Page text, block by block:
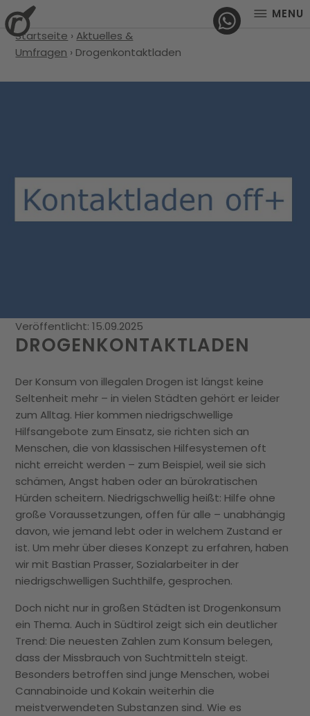
MENU
Startseite › Aktuelles &
Umfragen › Drogenkontaktladen
Veröffentlicht: 15.09.2025
DROGENKONTAKTLADEN
Der Konsum von illegalen Drogen ist längst keine
Seltenheit mehr – in vielen Städten gehört er leider
zum Alltag. Hier kommen niedrigschwellige
Hilfsangebote zum Einsatz, sie richten sich an
Menschen, die von klassischen Hilfesystemen oft
nicht erreicht werden – zum Beispiel, weil sie sich
schämen, Angst haben oder an bürokratischen
Hürden scheitern. Niedrigschwellig heißt: Hilfe ohne
große Voraussetzungen, offen für alle – unabhängig
davon, wie jemand lebt oder in welchem Zustand er
ist. Um mehr über dieses Konzept zu erfahren, haben
wir mit Bastian Prasser, Sozialarbeiter in der
niedrigschwelligen Suchthilfe, gesprochen.
Doch nicht nur in großen Städten ist Drogenkonsum
ein Thema. Auch in Südtirol zeigt sich ein deutlicher
Trend: Die neuesten Zahlen zum Konsum belegen,
dass der Missbrauch von Suchtmitteln steigt.
Besonders betroffen sind junge Menschen, wobei
Cannabinoide und Kokain weiterhin die
meistverwendeten Substanzen sind. Wie es